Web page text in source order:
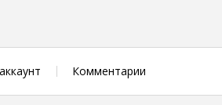
Комментарии